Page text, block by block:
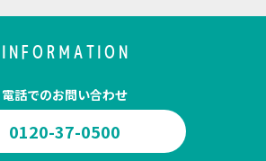
INFORMATION
電話でのお問い合わせ
0120-37-0500